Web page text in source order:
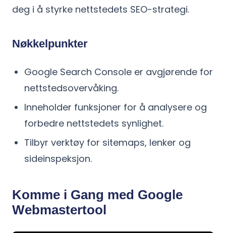
deg i å styrke nettstedets SEO-strategi.
Nøkkelpunkter
Google Search Console er avgjørende for
nettstedsovervåking.
Inneholder funksjoner for å analysere og
forbedre nettstedets synlighet.
Tilbyr verktøy for sitemaps, lenker og
sideinspeksjon.
Komme i Gang med Google
Webmastertool